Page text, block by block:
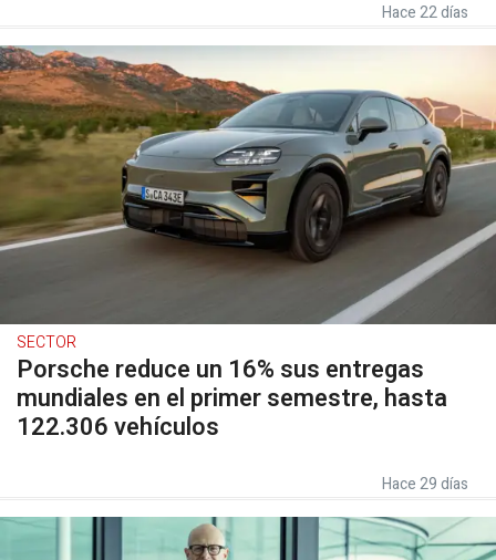
Hace 22 días
SECTOR
Porsche reduce un 16% sus entregas
mundiales en el primer semestre, hasta
122.306 vehículos
Hace 29 días